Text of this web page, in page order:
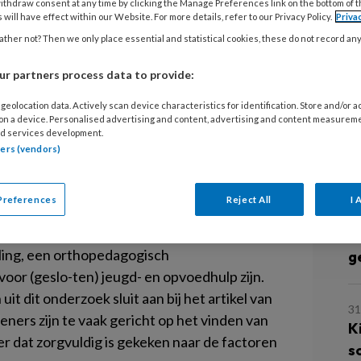
onderzoek Ketenbreed
we samen met een heel aantal
in kaart hebben gebracht van
kregen, waarbij ze ook
Ketenbreed Leren af, een
heel aantal jeugdhulppartners de
van jeugdigen die een vorm van
in een instelling. Dat kon
een orthopedagogisch
(geslo-ten) jeugd- en opvoedhulp zijn.
dit onderzoek sluit aan bij het artikel van
zijn te vaak gericht op het vinden van
dat zorgvuldig is gekeken naar de factoren
consent at any time by clicking the Manage Preferences link on the bottom of
will have effect within our Website. For more details, refer to our Privacy Policy.
not? Then we only place essential and statistical cookies, these do not record
partners process data to provide:
data. Actively scan device characteristics for identification. Store and/or
a device. Personalised advertising and content, advertising and content
services development.
(vendors)
Reject All I